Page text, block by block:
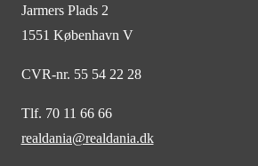
Jarmers Plads 2
1551 København V
CVR-nr. 55 54 22 28
Tlf. 70 11 66 66
realdania@realdania.dk